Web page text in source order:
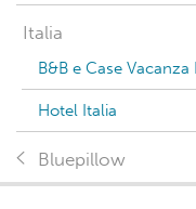
Italia
B&B e Case Vacanza
Hotel Italia
Bluepillow